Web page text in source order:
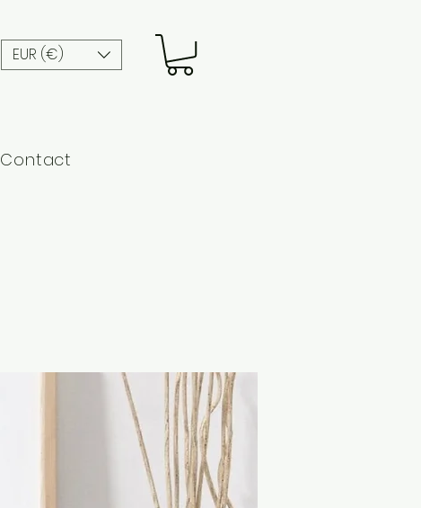
EUR (€)
Contact